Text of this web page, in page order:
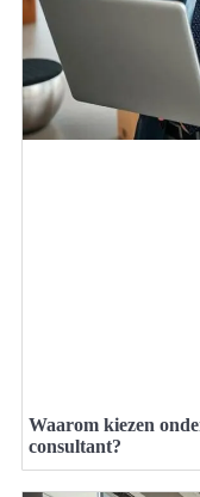
Waarom kiezen
consultant?